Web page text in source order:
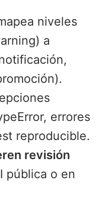
niveles
a
errores
reproducible.
revisión
pública o en